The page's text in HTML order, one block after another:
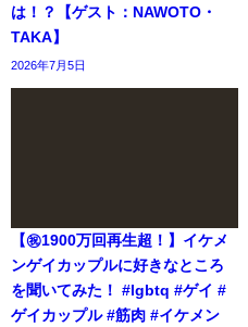
は！？【ゲスト：NAWOTO・
TAKA】
2026年7月5日
【㊗️1900万回再生超！】イケメ
ンゲイカップルに好きなところ
を聞いてみた！ #lgbtq #ゲイ #
ゲイカップル #筋肉 #イケメン